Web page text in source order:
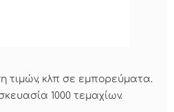
τιμών, κλπ σε εμπορεύματα.
1000 τεμαχίων.